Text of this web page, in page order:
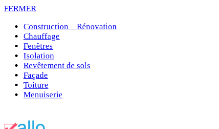
FERMER
Construction – Rénovation
Chauffage
Fenêtres
Isolation
Revêtement de sols
Façade
Toiture
Menuiserie